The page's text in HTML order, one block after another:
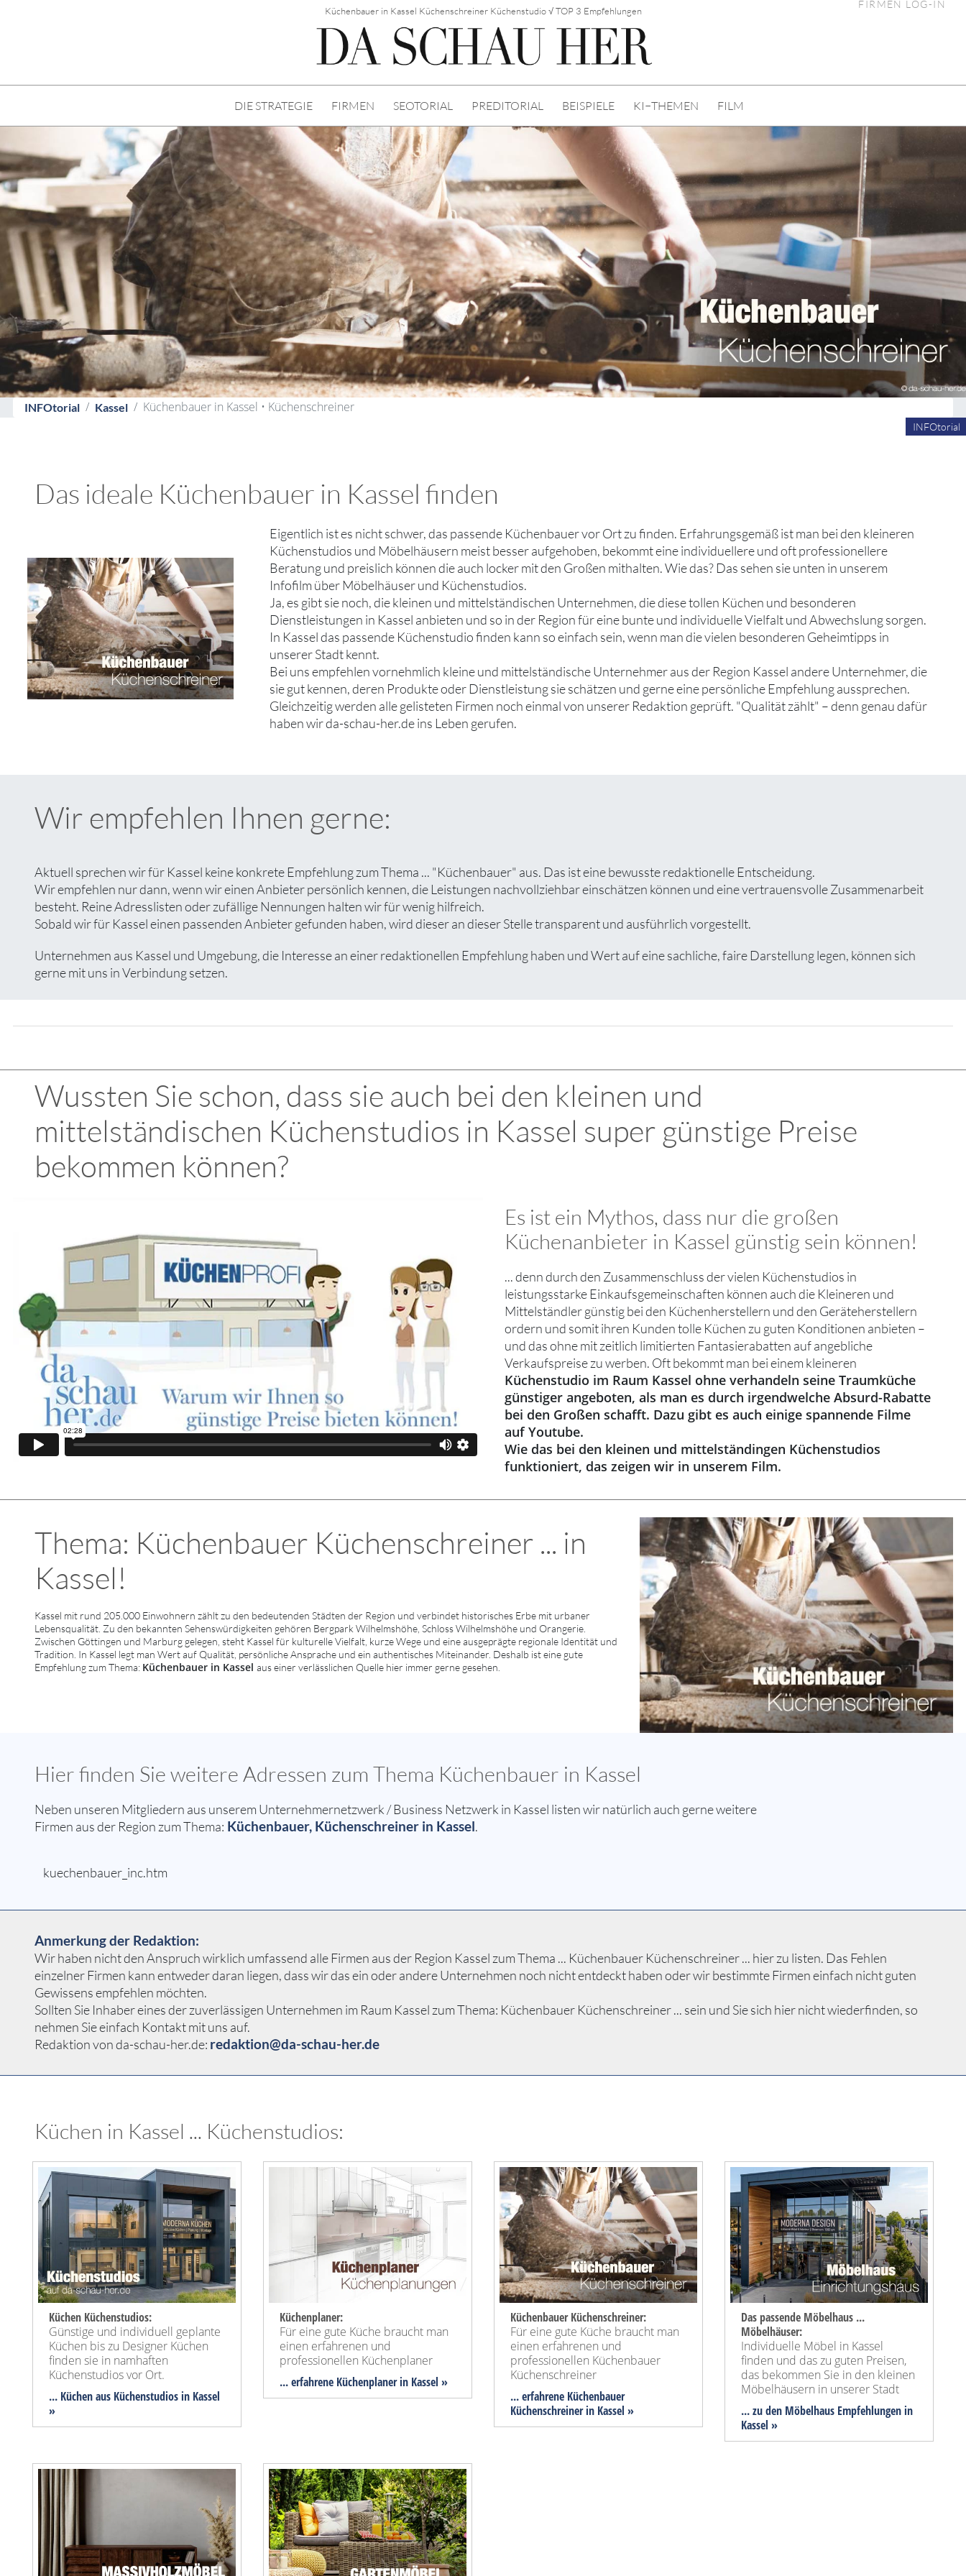
Küchenbauer in Kassel Küchenschreiner Küchenstudio √ TOP 3 Empfehlungen
FIRMEN LOG-IN
DIE STRATEGIE FIRMEN SEOTORIAL PREDITORIAL BEISPIELE KI−THEMEN FILM
INFOtorial Kassel Küchenbauer in Kassel • Küchenschreiner
INFOtorial
Das ideale Küchenbauer in Kassel finden
Eigentlich ist es nicht schwer, das passende Küchenbauer vor Ort zu finden. Erfahrungsgemäß ist man bei den kleineren
Küchenstudios und Möbelhäusern meist besser aufgehoben, bekommt eine individuellere und oft professionellere
Beratung und preislich können die auch locker mit den Großen mithalten. Wie das? Das sehen sie unten in unserem
Infofilm über Möbelhäuser und Küchenstudios.
Ja, es gibt sie noch, die kleinen und mittelständischen Unternehmen, die diese tollen Küchen und besonderen
Dienstleistungen in Kassel anbieten und so in der Region für eine bunte und individuelle Vielfalt und Abwechslung sorgen.
In Kassel das passende Küchenstudio finden kann so einfach sein, wenn man die vielen besonderen Geheimtipps in
unserer Stadt kennt.
Bei uns empfehlen vornehmlich kleine und mittelständische Unternehmer aus der Region Kassel andere Unternehmer, die
sie gut kennen, deren Produkte oder Dienstleistung sie schätzen und gerne eine persönliche Empfehlung aussprechen.
Gleichzeitig werden alle gelisteten Firmen noch einmal von unserer Redaktion geprüft. "Qualität zählt" – denn genau dafür
haben wir da-schau-her.de ins Leben gerufen.
Wir empfehlen Ihnen gerne:
Aktuell sprechen wir für Kassel keine konkrete Empfehlung zum Thema ... "Küchenbauer" aus. Das ist eine bewusste redaktionelle Entscheidung.
Wir empfehlen nur dann, wenn wir einen Anbieter persönlich kennen, die Leistungen nachvollziehbar einschätzen können und eine vertrauensvolle Zusammenarbeit
besteht. Reine Adresslisten oder zufällige Nennungen halten wir für wenig hilfreich.
Sobald wir für Kassel einen passenden Anbieter gefunden haben, wird dieser an dieser Stelle transparent und ausführlich vorgestellt.
Unternehmen aus Kassel und Umgebung, die Interesse an einer redaktionellen Empfehlung haben und Wert auf eine sachliche, faire Darstellung legen, können sich
gerne mit uns in Verbindung setzen.
Wussten Sie schon, dass sie auch bei den kleinen und
mittelständischen Küchenstudios in Kassel super günstige Preise
bekommen können?
Es ist ein Mythos, dass nur die großen
Küchenanbieter in Kassel günstig sein können!
... denn durch den Zusammenschluss der vielen Küchenstudios in
leistungsstarke Einkaufsgemeinschaften können auch die Kleineren und
Mittelständler günstig bei den Küchenherstellern und den Geräteherstellern
ordern und somit ihren Kunden tolle Küchen zu guten Konditionen anbieten –
und das ohne mit zeitlich limitierten Fantasierabatten auf angebliche
Verkaufspreise zu werben. Oft bekommt man bei einem kleineren
Küchenstudio im Raum Kassel ohne verhandeln seine Traumküche
günstiger angeboten, als man es durch irgendwelche Absurd-Rabatte
bei den Großen schafft. Dazu gibt es auch einige spannende Filme
auf Youtube.
Wie das bei den kleinen und mittelständingen Küchenstudios
funktioniert, das zeigen wir in unserem Film.
Thema: Küchenbauer Küchenschreiner ... in
Kassel!
Kassel mit rund 205.000 Einwohnern zählt zu den bedeutenden Städten der Region und verbindet historisches Erbe mit urbaner
Lebensqualität. Zu den bekannten Sehenswürdigkeiten gehören Bergpark Wilhelmshöhe, Schloss Wilhelmshöhe und Orangerie.
Zwischen Göttingen und Marburg gelegen, steht Kassel für kulturelle Vielfalt, kurze Wege und eine ausgeprägte regionale Identität und
Tradition. In Kassel legt man Wert auf Qualität, persönliche Ansprache und ein authentisches Miteinander. Deshalb ist eine gute
Empfehlung zum Thema: Küchenbauer in Kassel aus einer verlässlichen Quelle hier immer gerne gesehen.
Hier finden Sie weitere Adressen zum Thema Küchenbauer in Kassel
Neben unseren Mitgliedern aus unserem Unternehmernetzwerk / Business Netzwerk in Kassel listen wir natürlich auch gerne weitere
Firmen aus der Region zum Thema: Küchenbauer, Küchenschreiner in Kassel.
kuechenbauer_inc.htm
Anmerkung der Redaktion:
Wir haben nicht den Anspruch wirklich umfassend alle Firmen aus der Region Kassel zum Thema ... Küchenbauer Küchenschreiner ... hier zu listen. Das Fehlen
einzelner Firmen kann entweder daran liegen, dass wir das ein oder andere Unternehmen noch nicht entdeckt haben oder wir bestimmte Firmen einfach nicht guten
Gewissens empfehlen möchten.
Sollten Sie Inhaber eines der zuverlässigen Unternehmen im Raum Kassel zum Thema: Küchenbauer Küchenschreiner ... sein und Sie sich hier nicht wiederfinden, so
nehmen Sie einfach Kontakt mit uns auf.
Redaktion von da-schau-her.de: redaktion@da-schau-her.de
Küchen in Kassel ... Küchenstudios:
Küchen Küchenstudios:
Günstige und individuell geplante
Küchen bis zu Designer Küchen
finden sie in namhaften
Küchenstudios vor Ort.
... Küchen aus Küchenstudios in Kassel
»
Küchenplaner:
Für eine gute Küche braucht man
einen erfahrenen und
professionellen Küchenplaner
... erfahrene Küchenplaner in Kassel »
Küchenbauer Küchenschreiner:
Für eine gute Küche braucht man
einen erfahrenen und
professionellen Küchenbauer
Küchenschreiner
... erfahrene Küchenbauer
Küchenschreiner in Kassel »
Das passende Möbelhaus ...
Möbelhäuser:
Individuelle Möbel in Kassel
finden und das zu guten Preisen,
das bekommen Sie in den kleinen
Möbelhäusern in unserer Stadt
... zu den Möbelhaus Empfehlungen in
Kassel »